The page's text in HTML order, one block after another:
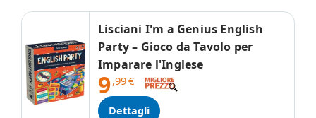
Lisciani I'm a Genius English
Party – Gioco da Tavolo per
Imparare l'Inglese
9,99€
Dettagli